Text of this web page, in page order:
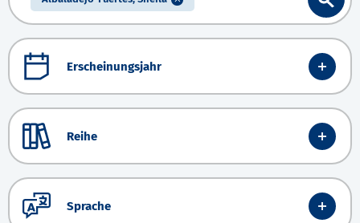
Erscheinungsjahr
Reihe
Sprache